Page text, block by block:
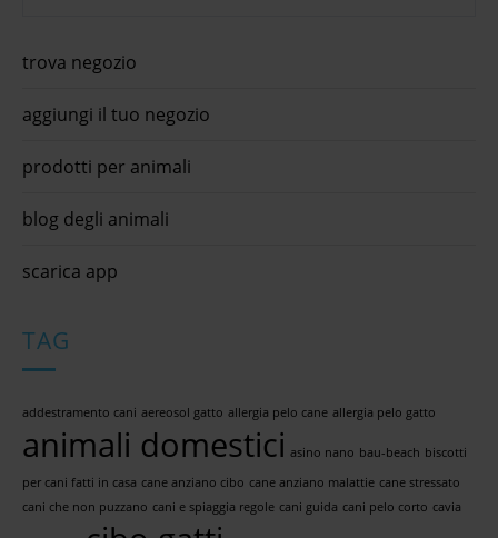
trova negozio
aggiungi il tuo negozio
prodotti per animali
blog degli animali
scarica app
TAG
addestramento cani aereosol gatto allergia pelo cane allergia pelo gatto
animali domestici asino nano bau-beach biscotti
per cani fatti in casa cane anziano cibo cane anziano malattie cane stressato
cani che non puzzano cani e spiaggia regole cani guida cani pelo corto cavia